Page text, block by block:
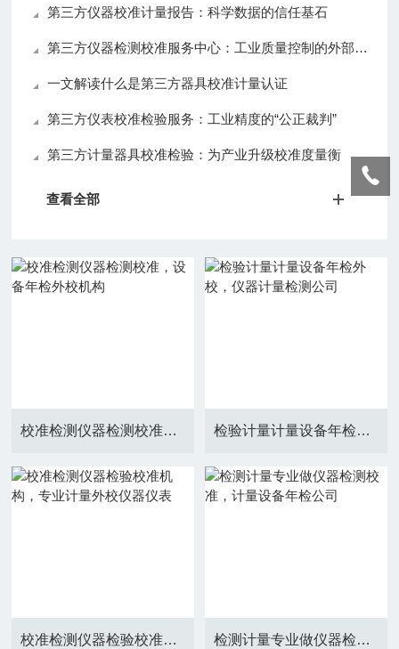
第三方仪器校准计量报告：科学数据的信任基石
第三方仪器检测校准服务中心：工业质量控制的外部智库
一文解读什么是第三方器具校准计量认证
第三方仪表校准检验服务：工业精度的“公正裁判”
第三方计量器具校准检验：为产业升级校准度量衡
查看全部
校准检测仪器检测校准，设备年检外校机构 检验计量计量设备年检外校，仪器计量检测公司
校准检测仪器检验校准机构，专业计量外校仪器仪表 检测计量专业做仪器检测校准，计量设备年检公司